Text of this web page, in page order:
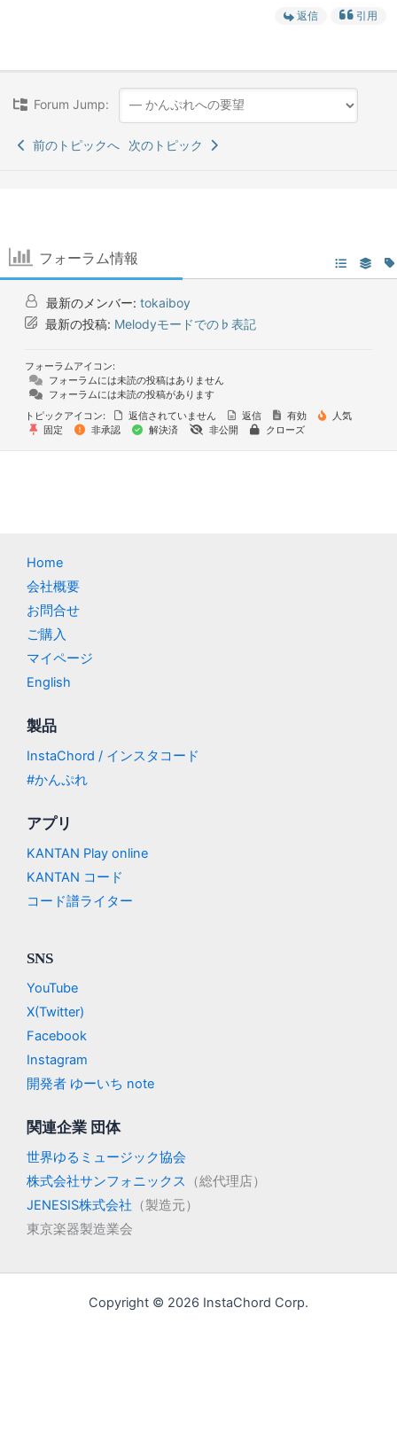
返信 引用
Forum Jump:
前のトピックへ 次のトピック
フォーラム情報
最新のメンバー: tokaiboy
最新の投稿: Melodyモードでの♭表記
フォーラムアイコン:
フォーラムには未読の投稿はありません
フォーラムには未読の投稿があります
トピックアイコン:
返信されていません 返信 有効
人気
固定
非承認 解決済 非公開 クローズ
Home
会社概要
お問合せ
ご購入
マイページ
English
製品
InstaChord / インスタコード
#かんぷれ
アプリ
KANTAN Play online
KANTAN コード
コード譜ライター
SNS
YouTube
X(Twitter)
Facebook
Instagram
開発者 ゆーいち note
関連企業 団体
世界ゆるミュージック協会
株式会社サンフォニックス
（総代理店）
JENESIS株式会社 （製造元）
東京楽器製造業会
Copyright © 2026 InstaChord Corp.